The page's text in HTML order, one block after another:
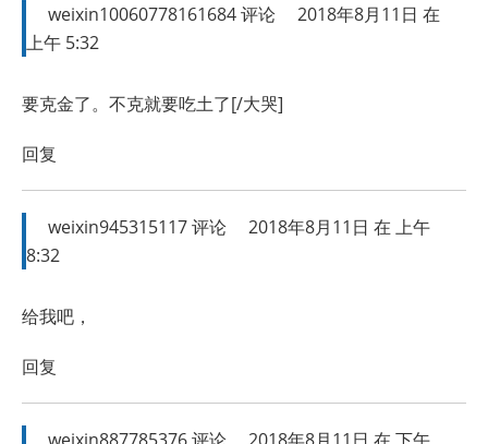
weixin10060778161684评论
2018年8月11日 在
上午 5:32
要克金了。不克就要吃土了[/大哭]
回复
weixin945315117评论
2018年8月11日 在 上午
8:32
给我吧，
回复